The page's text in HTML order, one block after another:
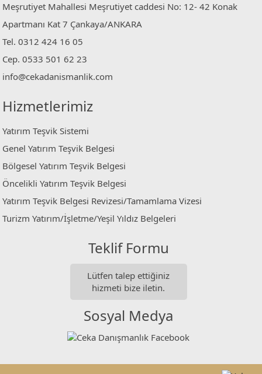
Meşrutiyet Mahallesi Meşrutiyet caddesi No: 12- 42 Konak
Apartmanı Kat 7 Çankaya/ANKARA
Tel. 0312 424 16 05
Cep. 0533 501 62 23
info@cekadanismanlik.com
Hizmetlerimiz
Yatırım Teşvik Sistemi
Genel Yatırım Teşvik Belgesi
Bölgesel Yatırım Teşvik Belgesi
Öncelikli Yatırım Teşvik Belgesi
Yatırım Teşvik Belgesi Revizesi/Tamamlama Vizesi
Turizm Yatırım/İşletme/Yeşil Yıldız Belgeleri
Teklif Formu
Lütfen talep ettiğiniz
hizmeti bize iletin.
Sosyal Medya